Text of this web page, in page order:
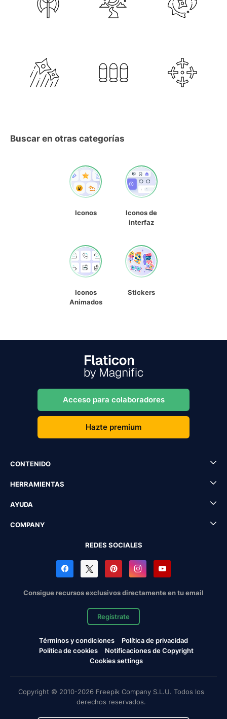
Buscar en otras categorías
Iconos
Iconos de
interfaz
Iconos
Animados
Stickers
Acceso para colaboradores
Hazte premium
CONTENIDO
HERRAMIENTAS
AYUDA
COMPANY
REDES SOCIALES
Consigue recursos exclusivos directamente en tu email
Regístrate
Términos y condiciones
Política de privacidad
Política de cookies
Notificaciones de Copyright
Cookies settings
Copyright © 2010-2026 Freepik Company S.L.U. Todos los
derechos reservados.